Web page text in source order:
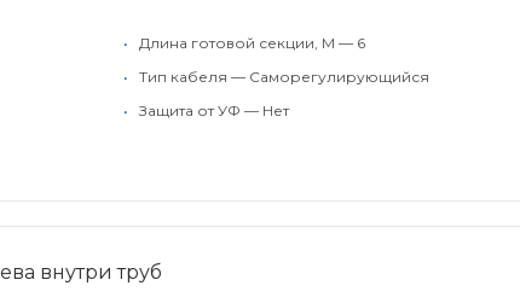
•
Длина готовой секции, М — 6
•
Тип кабеля — Саморегулирующийся
•
Защита от УФ — Нет
внутри труб